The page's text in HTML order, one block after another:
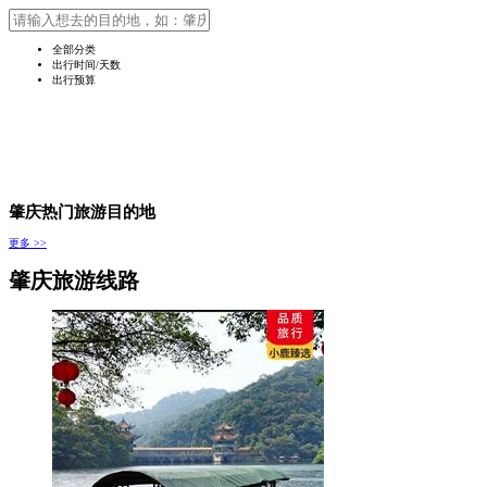
全部分类
出行时间/天数
出行预算
肇庆热门旅游目的地
更多 >>
肇庆旅游线路